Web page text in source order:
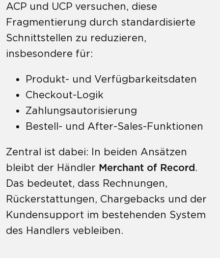
ACP und UCP versuchen, diese
Fragmentierung durch standardisierte
Schnittstellen zu reduzieren,
insbesondere für:
Produkt- und Verfügbarkeitsdaten
Checkout-Logik
Zahlungsautorisierung
Bestell- und After-Sales-Funktionen
Zentral ist dabei: In beiden Ansätzen
bleibt der Händler Merchant of Record.
Das bedeutet, dass Rechnungen,
Rückerstattungen, Chargebacks und der
Kundensupport im bestehenden System
des Handlers vebleiben.